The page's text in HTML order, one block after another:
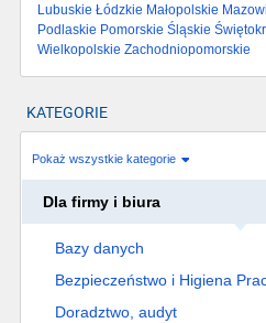
Lubuskie Łódzkie Małopolskie
Podlaskie Pomorskie Śląskie
Wielkopolskie Zachodniopomorskie
KATEGORIE
Pokaż wszystkie kategorie
Dla firmy i biura
Bazy danych
Bezpieczeństwo i Higiena
Doradztwo, audyt